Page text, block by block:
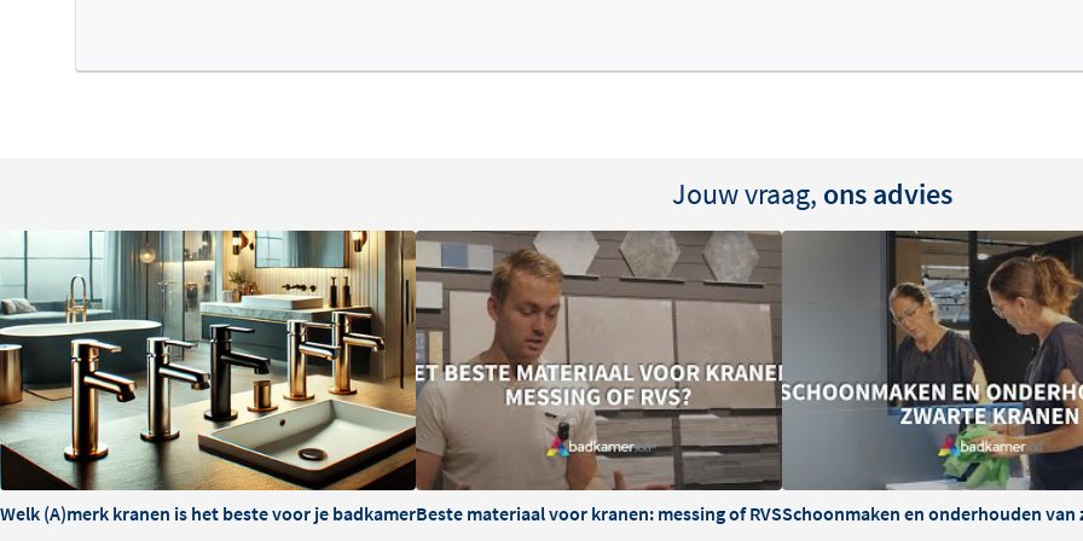
Jouw vraag, ons advies
Welk (A)merk kranen is het beste voor je badkamer?Beste materiaal voor kranen: messing of RVSSchoonmaken en onderhouden van